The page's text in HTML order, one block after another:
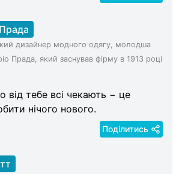
дизайнер модного одягу, молодша
Прада, який заснував фірму в 1913 році
від тебе всі чекають − це
нічого нового.
Поділитись